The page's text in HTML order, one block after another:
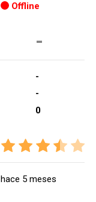
Offline
-
-
-
0
hace 5 meses